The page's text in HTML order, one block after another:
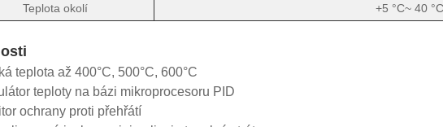
Teplota okolí
+5 °C~ 40 °C
teplota až 400°C, 500°C, 600°C
teploty na bázi mikroprocesoru PID
ochrany proti přehřátí